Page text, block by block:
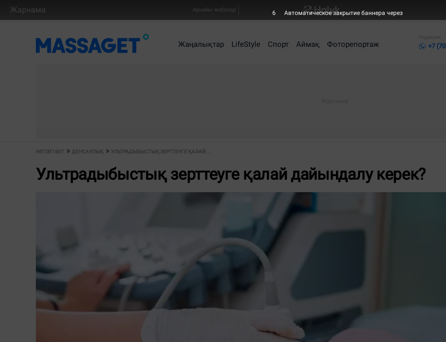
Жарнама Арнайы жобалар
Жаңалықтар LifeStyle Спорт Аймақ Фоторепортаж
Редакция
+7
НЕГІЗГІ БЕТ ДЕНСАУЛЫҚ УЛЬТРАДЫБЫСТЫҚ ЗЕРТТЕУГЕ ҚАЛАЙ...
Ультрадыбыстық зерттеуге қалай дайындалу керек?
5 Автоматическое закрытие баннера через